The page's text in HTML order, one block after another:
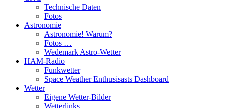
Technische Daten
Fotos
Astronomie
Astronomie! Warum?
Fotos …
Wedemark Astro-Wetter
HAM-Radio
Funkwetter
Space Weather Enthusisasts Dashboard
Wetter
Eigene Wetter-Bilder